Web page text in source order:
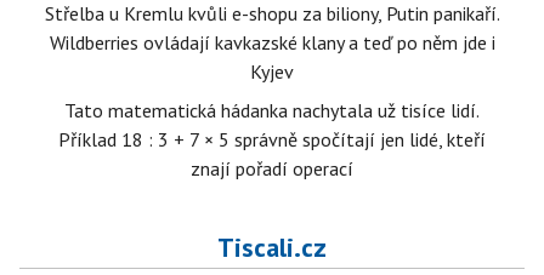
Střelba u Kremlu kvůli e-shopu za biliony, Putin panikaří.
Wildberries ovládají kavkazské klany a teď po něm jde i
Kyjev
Tato matematická hádanka nachytala už tisíce lidí.
Příklad 18 : 3 + 7 × 5 správně spočítají jen lidé, kteří
znají pořadí operací
Tiscali.cz